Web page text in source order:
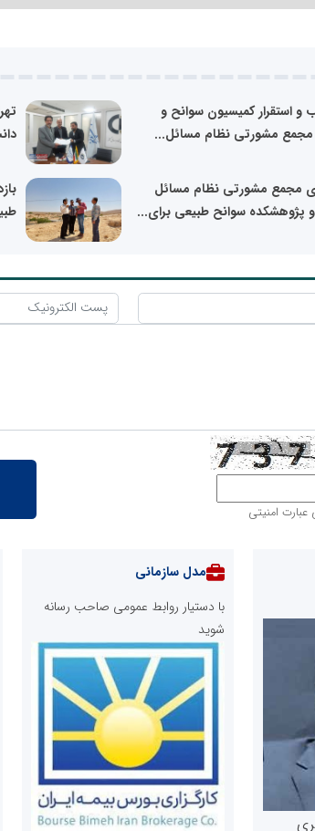
استقرار کمیسیون سوانح و
مجمع مشورتی نظام مسائل...
مجمع مشورتی نظام مسائل
پژوهشکده سوانح طبیعی برای...
عبارت امنیتی
مدل سازمانی
با دستیار روابط عمومی صاحب رسانه
شوید